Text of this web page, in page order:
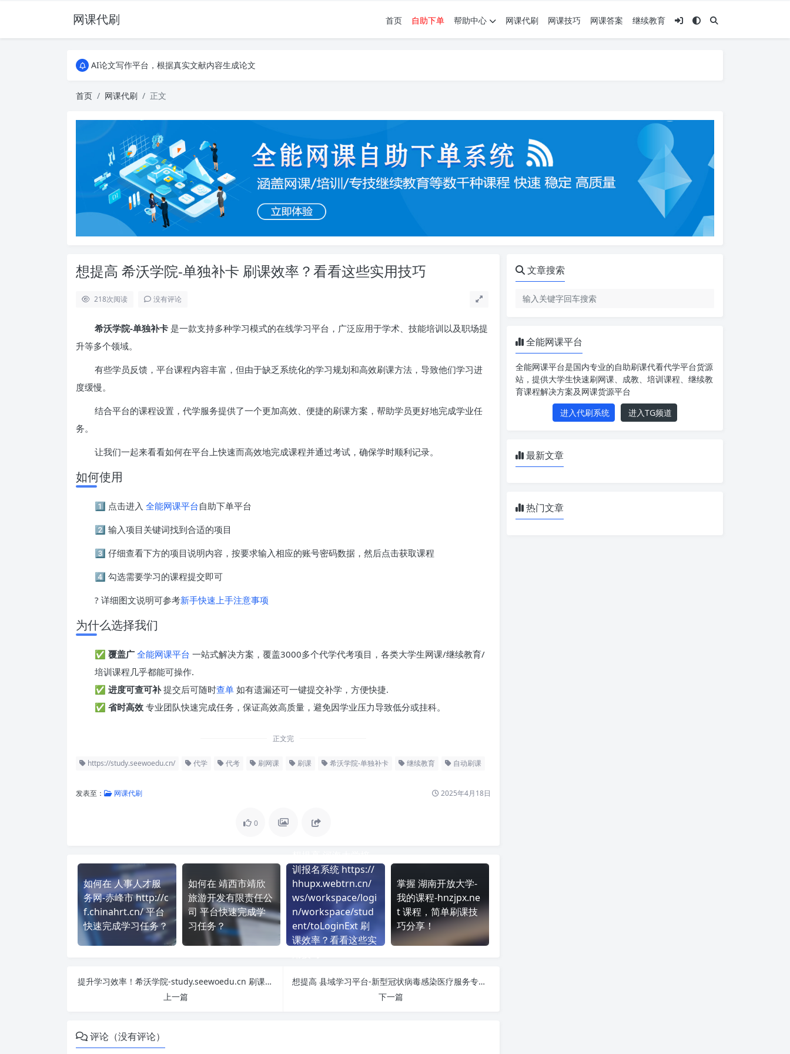
网课代刷 首页 自助下单 帮助中心 网课代刷 网课技巧 网课答案 继续教育
AI论文写作平台，根据真实文献内容生成论文
全能网课平台，大学生网课、成教、培训、继续教育。现已接入代刷代考项目3000+
全能网课平台，大学生网课、成教、培训、继续教育。现已接入代刷代考项目3000+
首页 网课代刷 正文
想提高 希沃学院-单独补卡 刷课效率？看看这些实用技巧
218次阅读 没有评论
希沃学院-单独补卡 是一款支持多种学习模式的在线学习平台，广泛应用于学术、技能培训以及职场提
升等多个领域。
有些学员反馈，平台课程内容丰富，但由于缺乏系统化的学习规划和高效刷课方法，导致他们学习进
度缓慢。
结合平台的课程设置，代学服务提供了一个更加高效、便捷的刷课方案，帮助学员更好地完成学业任
务。
让我们一起来看看如何在平台上快速而高效地完成课程并通过考试，确保学时顺利记录。
如何使用
1️⃣ 点击进入 全能网课平台自助下单平台
2️⃣ 输入项目关键词找到合适的项目
3️⃣ 仔细查看下方的项目说明内容，按要求输入相应的账号密码数据，然后点击获取课程
4️⃣ 勾选需要学习的课程提交即可
? 详细图文说明可参考新手快速上手注意事项
为什么选择我们
✅ 覆盖广 全能网课平台 一站式解决方案，覆盖3000多个代学代考项目，各类大学生网课/继续教育/
培训课程几乎都能可操作.
✅ 进度可查可补提交后可随时查单 如有遗漏还可一键提交补学，方便快捷.
✅ 省时高效 专业团队快速完成任务，保证高效高质量，避免因学业压力导致低分或挂科。
正文完
https://study.seewoedu.cn/ 代学 代考 刷网课 刷课 希沃学院-单独补卡 继续教育 自动刷课
发表至： 网课代刷 2025年4月18日
0
如何在 人事人才服
务网-赤峰市 http://c
f.chinahrt.cn/ 平台
快速完成学习任务？
如何在 靖西市靖欣
旅游开发有限责任公
司 平台快速完成学
习任务？
训报名系统 https://
hhupx.webtrn.cn/
ws/workspace/logi
n/workspace/stud
ent/toLoginExt 刷
课效率？看看这些实
掌握 湖南开放大学-
我的课程-hnzjpx.ne
t 课程，简单刷课技
巧分享！
提升学习效率！希沃学院-study.seewoedu.cn 刷课方法全揭秘
上一篇
想提高 县域学习平台-新型冠状病毒感染医疗服务专项培训xy.mvwchina.com 刷课效率？看看这些实用技巧
下一篇
评论（没有评论）
文章搜索
全能网课平台
全能网课平台是国内专业的自助刷课代看代学平台货源
站，提供大学生快速刷网课、成教、培训课程、继续教
育课程解决方案及网课货源平台
进入代刷系统
进入TG频道
最新文章
热门文章